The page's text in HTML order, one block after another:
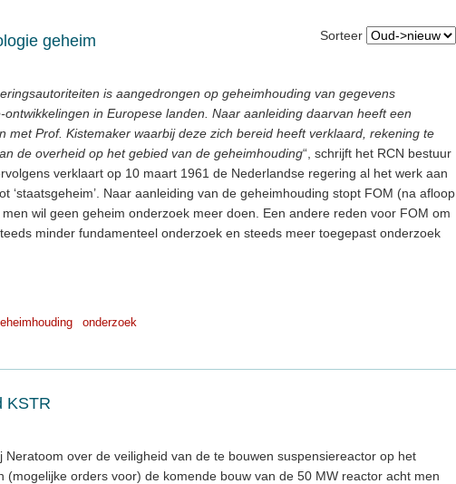
Sorteer
geheim
is aangedrongen op geheimhouding van gegevens
in Europese landen. Naar aanleiding daarvan heeft een
met Prof. Kistemaker waarbij deze zich bereid heeft verklaard, rekening te
de overheid op het gebied van de geheimhouding“, schrijft het RCN bestuur
verklaart op 10 maart 1961 de Nederlandse regering al het werk aan
‘staatsgeheim’. Naar aanleiding van de geheimhouding stopt FOM (na afloop
wil geen geheim onderzoek meer doen. Een andere reden voor FOM om
minder fundamenteel onderzoek en steeds meer toegepast onderzoek
onderzoek
KSTR
Neratoom over de veiligheid van de te bouwen suspensiereactor op het
(mogelijke orders voor) de komende bouw van de 50 MW reactor acht men